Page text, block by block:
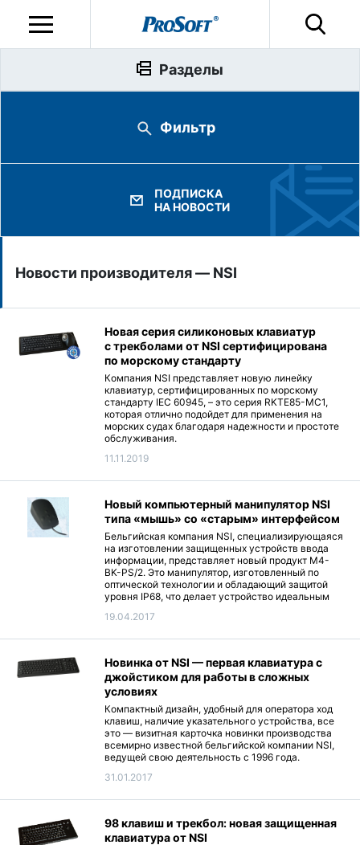
Новости производителя — NSI
Новая серия силиконовых клавиатур
с трекболами от NSI сертифицирована
по морскому стандарту
Компания NSI представляет новую линейку
клавиатур, сертифицированных по морскому
стандарту IEC 60945, – это серия RKTE85-MC1,
которая отлично подойдет для применения на
морских судах благодаря надежности и простоте
обслуживания.
11.11.2019
Новый компьютерный манипулятор NSI
типа «мышь» со «старым» интерфейсом
Бельгийская компания NSI, специализирующаяся
на изготовлении защищенных устройств ввода
информации, представляет новый продукт M4-
BK-PS/2. Это манипулятор, изготовленный по
оптической технологии и обладающий защитой
уровня IP68, что делает устройство идеальным
19.04.2017
Новинка от NSI — первая клавиатура с
джойстиком для работы в сложных
условиях
Компактный дизайн, удобный для оператора ход
клавиш, наличие указательного устройства, все
это — визитная карточка новинки производства
всемирно известной бельгийской компании NSI,
ведущей свою деятельность с 1996 года.
31.01.2017
98 клавиш и трекбол: новая защищенная
клавиатура от NSI
Разделы
Фильтр
ПОДПИСКА
НА НОВОСТИ